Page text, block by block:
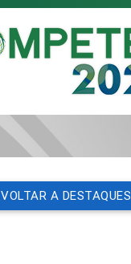
VOLTAR A DESTAQUES